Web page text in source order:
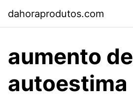
para
o
dahoraprodutos.com
aumento de
autoestima